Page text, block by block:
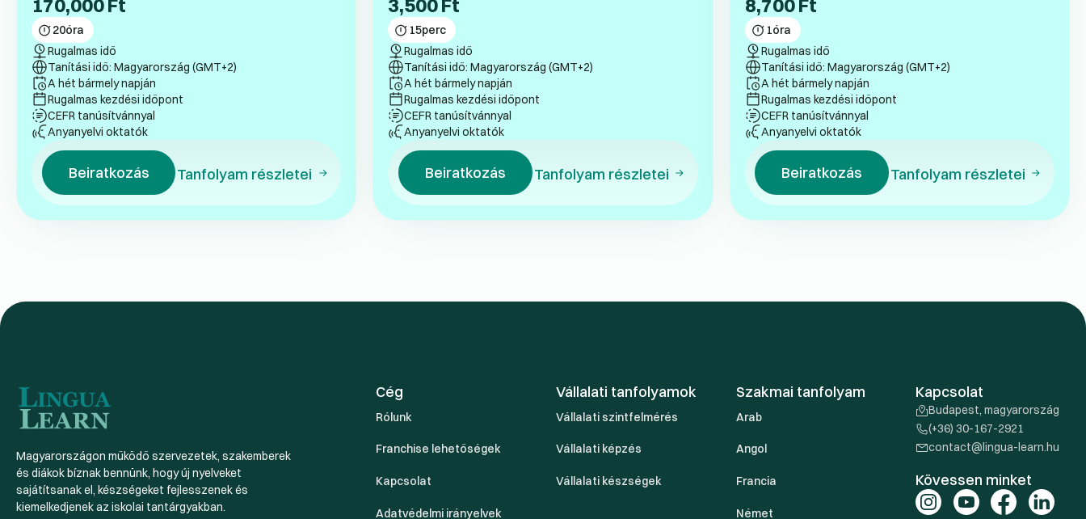
170,000Ft
20óra
Rugalmas idő
Tanítási idő: Magyarország (GMT+2)
A hét bármely napján
Rugalmas kezdési időpont
CEFR tanúsítvánnyal
Anyanyelvi oktatók
Beiratkozás Tanfolyam részletei
3,500Ft
15perc
Rugalmas idő
Tanítási idő: Magyarország (GMT+2)
A hét bármely napján
Rugalmas kezdési időpont
CEFR tanúsítvánnyal
Anyanyelvi oktatók
Beiratkozás Tanfolyam részletei
8,700Ft
1óra
Rugalmas idő
Tanítási idő: Magyarország (GMT+2)
A hét bármely napján
Rugalmas kezdési időpont
CEFR tanúsítvánnyal
Anyanyelvi oktatók
Beiratkozás Tanfolyam részletei
Magyarországon működő szervezetek, szakemberek
és diákok bíznak bennünk, hogy új nyelveket
sajátítsanak el, készségeket fejlesszenek és
kiemelkedjenek az iskolai tantárgyakban.
Cég
Rólunk
Franchise lehetőségek
Kapcsolat
Adatvédelmi irányelvek
Vállalati tanfolyamok
Vállalati szintfelmérés
Vállalati képzés
Vállalati készségek
Szakmai tanfolyam
Arab
Angol
Francia
Német
Kapcsolat
Budapest, magyarország
(+36) 30-167-2921
contact@lingua-learn.hu
Kövessen minket